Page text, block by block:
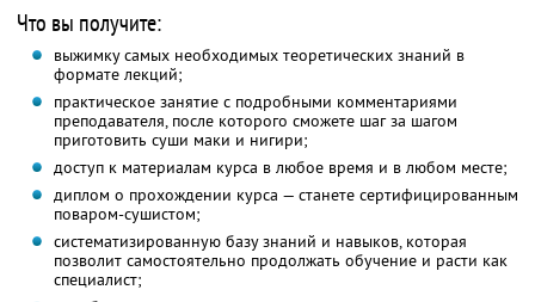
Что вы получите:
выжимку самых необходимых теоретических знаний в
формате лекций;
практическое занятие с подробными комментариями
преподавателя, после которого сможете шаг за шагом
приготовить суши маки и нигири;
доступ к материалам курса в любое время и в любом месте;
диплом о прохождении курса — станете сертифицированным
поваром-сушистом;
систематизированную базу знаний и навыков, которая
позволит самостоятельно продолжать обучение и расти как
специалист;